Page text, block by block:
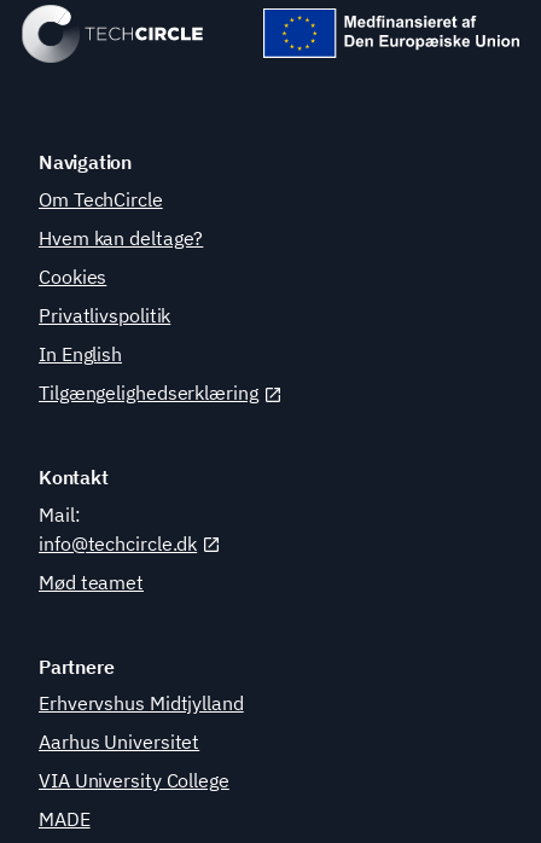
Navigation
Om TechCircle
Hvem kan deltage?
Cookies
Privatlivspolitik
In English
Tilgængelighedserklæring
Kontakt
Mail:
info@techcircle.dk
Mød teamet
Partnere
Erhvervshus Midtjylland
Aarhus Universitet
VIA University College
MADE